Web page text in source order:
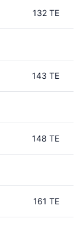
132 TE
143 TE
148 TE
161 TE